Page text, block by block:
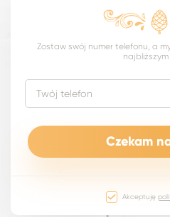
Zostaw swój numer telefonu, a
Akceptuję